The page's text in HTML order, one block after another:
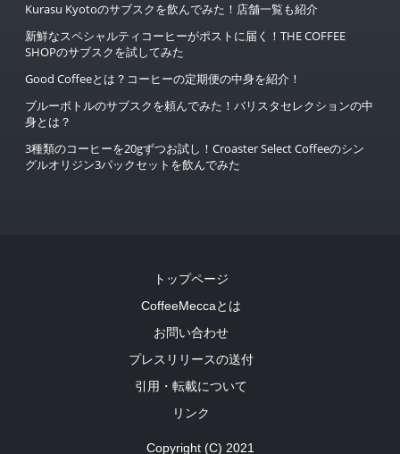
Kurasu Kyotoのサブスクを飲んでみた！店舗一覧も紹介
新鮮なスペシャルティコーヒーがポストに届く！THE COFFEE
SHOPのサブスクを試してみた
Good Coffeeとは？コーヒーの定期便の中身を紹介！
ブルーボトルのサブスクを頼んでみた！バリスタセレクションの中
身とは？
3種類のコーヒーを20gずつお試し！Croaster Select Coffeeのシン
グルオリジン3パックセットを飲んでみた
トップページ
CoffeeMeccaとは
お問い合わせ
プレスリリースの送付
引用・転載について
リンク
Copyright (C) 2021